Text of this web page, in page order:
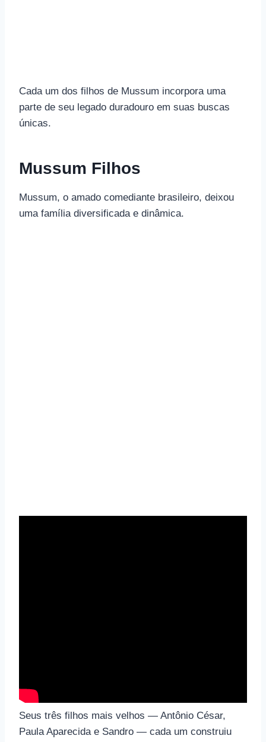
Cada um dos filhos de Mussum incorpora uma
parte de seu legado duradouro em suas buscas
únicas.
Mussum Filhos
Mussum, o amado comediante brasileiro, deixou
uma família diversificada e dinâmica.
Seus três filhos mais velhos — Antônio César,
Paula Aparecida e Sandro — cada um construiu